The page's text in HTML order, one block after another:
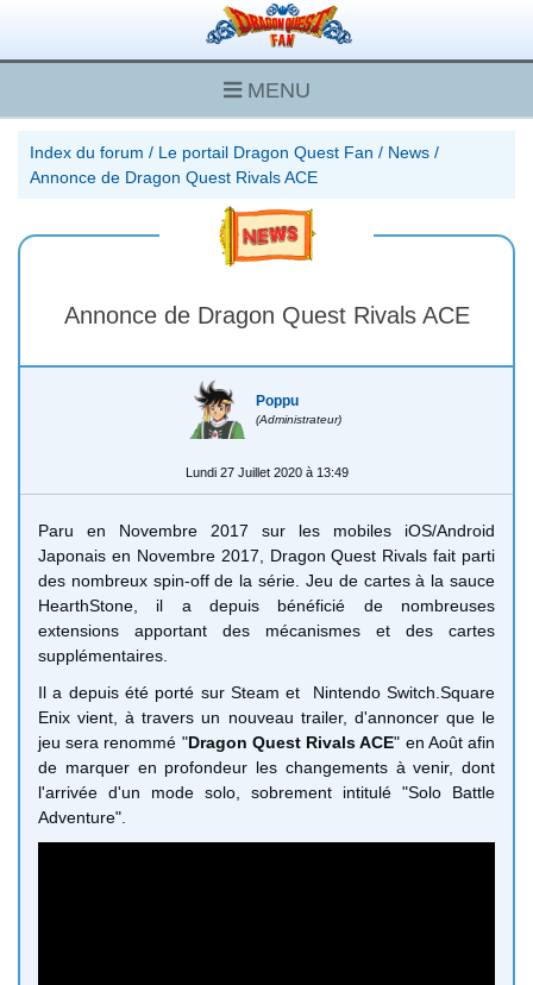
MENU
Index du forum / Le portail Dragon Quest Fan / News /
Annonce de Dragon Quest Rivals ACE
Annonce de Dragon Quest Rivals ACE
Poppu
(Administrateur)
Lundi 27 Juillet 2020 à 13:49
Paru en Novembre 2017 sur les mobiles iOS/Android
Japonais en Novembre 2017, Dragon Quest Rivals fait parti
des nombreux spin-off de la série. Jeu de cartes à la sauce
HearthStone, il a depuis bénéficié de nombreuses
extensions apportant des mécanismes et des cartes
supplémentaires.
Il a depuis été porté sur Steam et Nintendo Switch.Square
Enix vient, à travers un nouveau trailer, d'annoncer que le
jeu sera renommé "Dragon Quest Rivals ACE" en Août afin
de marquer en profondeur les changements à venir, dont
l'arrivée d'un mode solo, sobrement intitulé "Solo Battle
Adventure".